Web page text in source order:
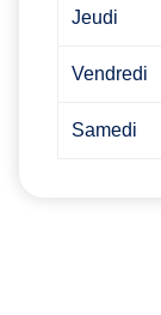
Jeudi
Vendredi
Samedi